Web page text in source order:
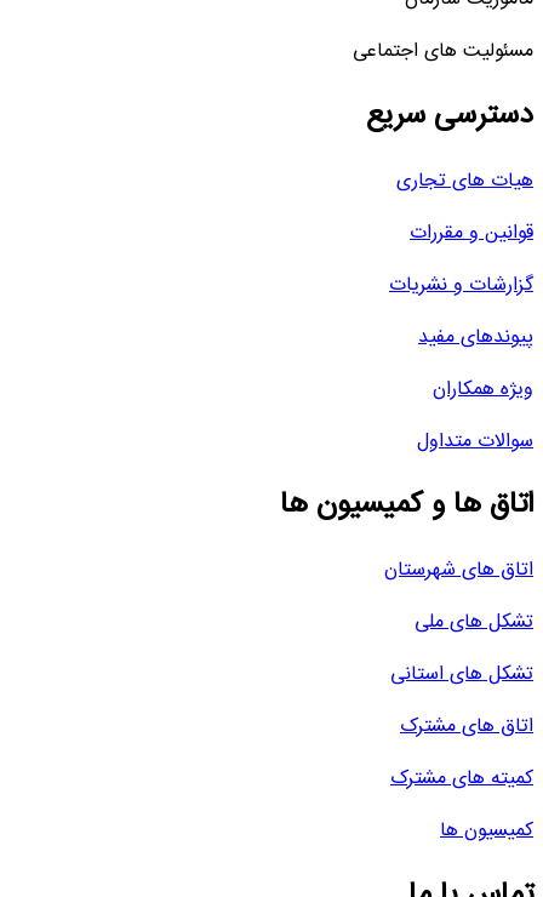
مسئولیت های اجتماعی
دسترسی سریع
هیات های تجاری
قوانین و مقررات
گزارشات و نشریات
پیوندهای مفید
ویژه همکاران
سوالات متداول
اتاق ها و کمیسیون ها
اتاق های شهرستان
تشکل های ملی
تشکل های استانی
اتاق های مشترک
کمیته های مشترک
کمیسیون ها